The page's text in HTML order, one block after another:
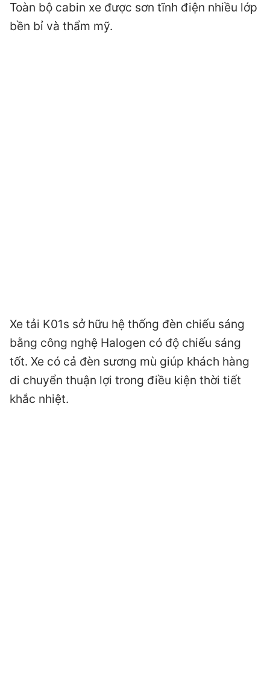
Toàn bộ cabin xe được sơn tĩnh điện nhiều lớp
bền bỉ và thẩm mỹ.
Xe tải K01s sở hữu hệ thống đèn chiếu sáng
bằng công nghệ Halogen có độ chiếu sáng
tốt. Xe có cả đèn sương mù giúp khách hàng
di chuyển thuận lợi trong điều kiện thời tiết
khắc nhiệt.